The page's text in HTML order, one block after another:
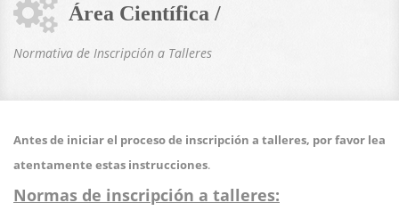
Área Científica /
Normativa de Inscripción a Talleres
Antes de iniciar el proceso de inscripción a talleres, por favor lea
atentamente estas instrucciones.
Normas de inscripción a talleres: